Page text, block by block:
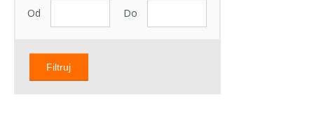
Od Do
Filtruj